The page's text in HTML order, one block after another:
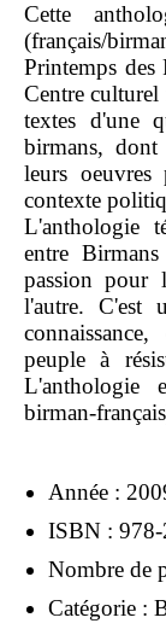
Cette
(français/
Printemps
Centre
textes d'une
birmans,
leurs oeuvres
contexte
L'anthologie
entre
passion pour
l'autre. C'est
peuple à
L'anthologie
birman-
Année :
ISBN :
Nombre de
Catégorie :